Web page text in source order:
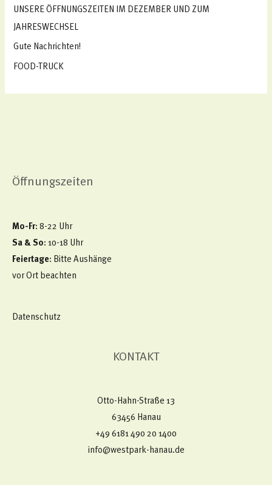
c
h
:
UNSERE ÖFFNUNGSZEITEN IM DEZEMBER UND ZUM
JAHRESWECHSEL
Gute Nachrichten!
FOOD-TRUCK
Öffnungszeiten
Mo-Fr: 8-22 Uhr
Sa & So: 10-18 Uhr
Feiertage: Bitte Aushänge
vor Ort beachten
Datenschutz
KONTAKT
Otto-Hahn-Straße 13
63456 Hanau
+49 6181 490 20 1400​
info@westpark-hanau.de